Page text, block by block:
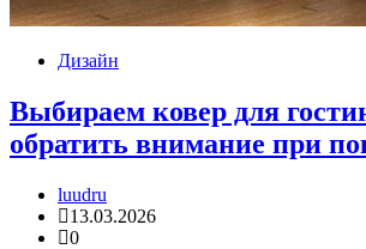
Дизайн
Выбираем ковер для
обратить внимание при
luudru
13.03.2026
0